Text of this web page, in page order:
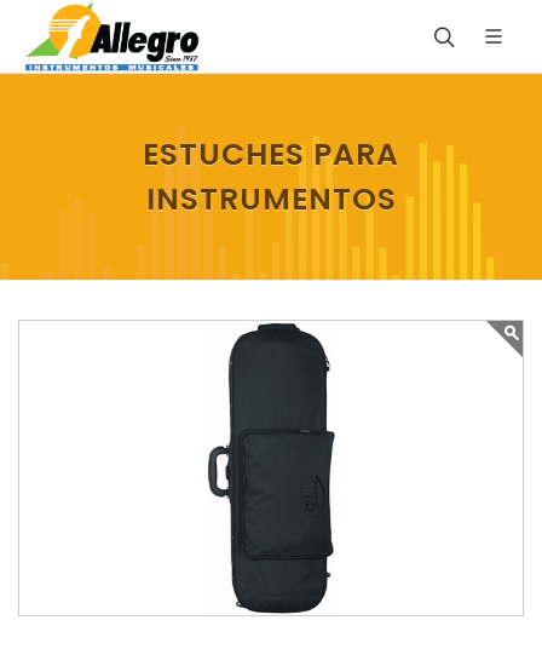
ESTUCHES PARA
INSTRUMENTOS